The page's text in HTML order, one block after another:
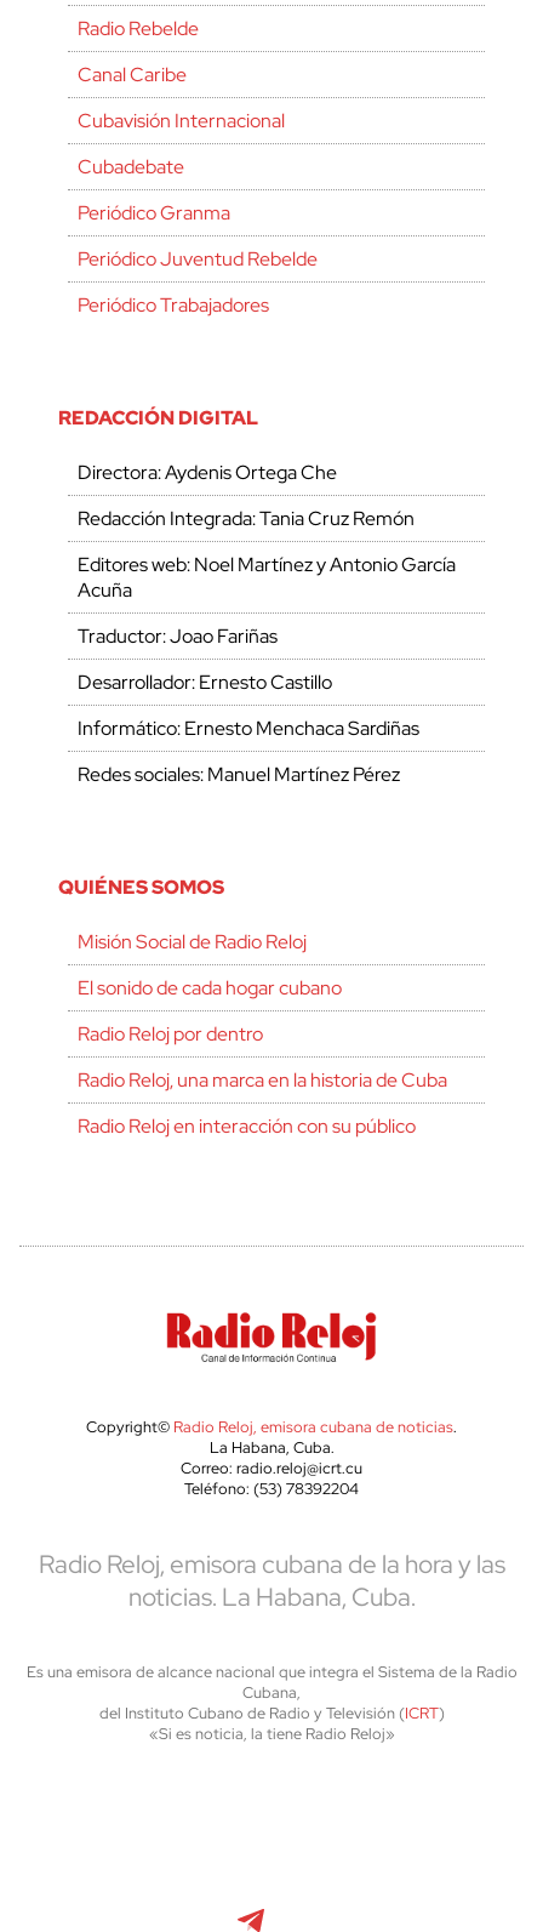
Radio Rebelde
Canal Caribe
Cubavisión Internacional
Cubadebate
Periódico Granma
Periódico Juventud Rebelde
Periódico Trabajadores
REDACCIÓN DIGITAL
Directora: Aydenis Ortega Che
Redacción Integrada: Tania Cruz Remón
Editores web: Noel Martínez y Antonio García
Acuña
Traductor: Joao Fariñas
Desarrollador: Ernesto Castillo
Informático: Ernesto Menchaca Sardiñas
Redes sociales: Manuel Martínez Pérez
QUIÉNES SOMOS
Misión Social de Radio Reloj
El sonido de cada hogar cubano
Radio Reloj por dentro
Radio Reloj, una marca en la historia de Cuba
Radio Reloj en interacción con su público
Copyright© Radio Reloj, emisora cubana de noticias.
La Habana, Cuba.
Correo: radio.reloj@icrt.cu
Teléfono: (53) 78392204
Radio Reloj, emisora cubana de la hora y las
noticias. La Habana, Cuba.
Es una emisora de alcance nacional que integra el Sistema de la Radio
Cubana,
del Instituto Cubano de Radio y Televisión (ICRT)
«Si es noticia, la tiene Radio Reloj»